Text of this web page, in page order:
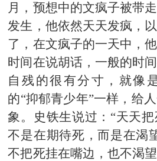
月，预想中的文疯子被带
发生，他依然天天发疯，
了，在文疯子的一天中，
时间在说胡话，一般的时
自残的很有分寸，就像
的“抑郁青少年”一样，给
象。史铁生说过：“天天把
不是在期待死，而是在渴
不把死挂在嘴边，也不渴